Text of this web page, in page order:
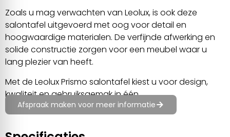
Zoals u mag verwachten van Leolux, is ook deze
salontafel uitgevoerd met oog voor detail en
hoogwaardige materialen. De verfijnde afwerking en
solide constructie zorgen voor een meubel waar u
lang plezier van heeft.
Met de Leolux Prismo salontafel kiest u voor design,
kwaliteit en gebruiksgemak in één.
Afspraak maken voor meer informatie